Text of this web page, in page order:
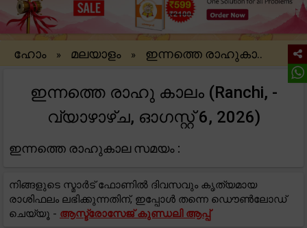
ഹോം » മലയാളം » ഇന്നത്തെ രാഹുകാ..
ഇന്നത്തെ രാഹു കാലം (Ranchi, -
വ്യാഴാഴ്ച, ഓഗസ്റ്റ് 6, 2026)
ഇന്നത്തെ രാഹുകാല സമയം :
നിങ്ങളുടെ സ്മാർട് ഫോണിൽ ദിവസവും കൃത്യമായ
രാശിഫലം ലഭിക്കുന്നതിന്, ഇപ്പോൾ തന്നെ ഡൌൺലോഡ്
ചെയ്യൂ - ആസ്ട്രോസേജ് കുണ്ഡലി ആപ്പ്